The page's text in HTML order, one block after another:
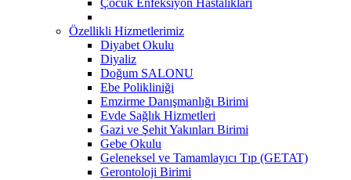
Özellikli Hizmetlerimiz
Diyabet Okulu
Diyaliz
Doğum SALONU
Ebe Polikliniği
Emzirme Danışmanlığı Birimi
Evde Sağlık Hizmetleri
Gazi ve Şehit Yakınları Birimi
Gebe Okulu
Geleneksel ve Tamamlayıcı Tıp (GETAT)
Gerontoloji Birimi